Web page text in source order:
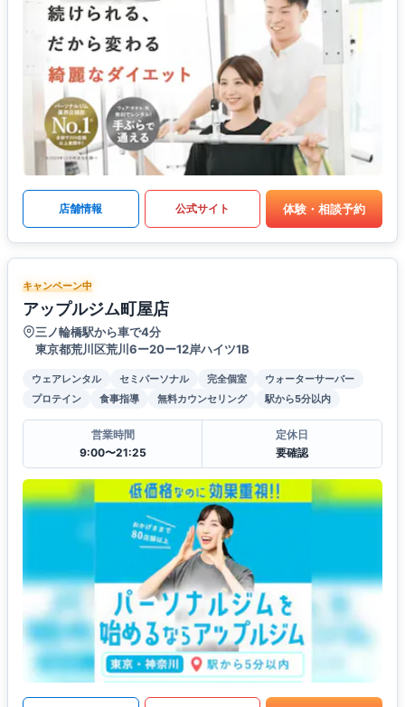
店舗情報 公式サイト 体験・相談予約
キャンペーン中
アップルジム町屋店
三ノ輪橋駅から車で4分
東京都荒川区荒川6ー20ー12岸ハイツ1B
ウェアレンタル セミパーソナル 完全個室
ウォーターサーバー
プロテイン
食事指導 無料カウンセリング 駅から5分以内
営業時間
9:00〜21:25
定休日
要確認